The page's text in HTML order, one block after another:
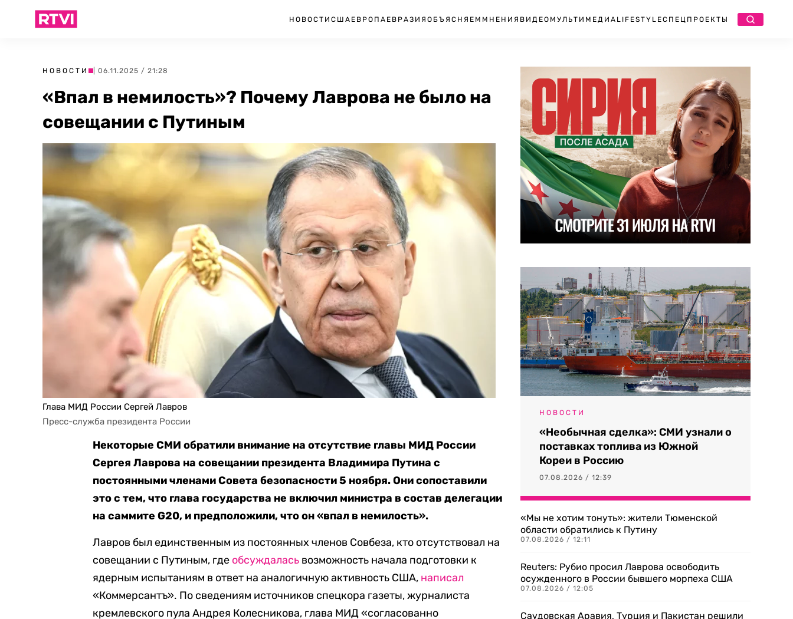
НОВОСТИ США ЕВРОПА ЕВРАЗИЯ ОБЪЯСНЯЕМ МНЕНИЯ ВИДЕО МУЛЬТИМЕДИА LIFESTYLEСПЕЦПРОЕКТЫ
НОВОСТИ | 06.11.2025 / 21:28
«Впал в немилость»? Почему Лаврова не было на
совещании с Путиным
Глава МИД России Сергей Лавров
Пресс-служба президента России
Некоторые СМИ обратили внимание на отсутствие главы МИД России
Сергея Лаврова на совещании президента Владимира Путина с
постоянными членами Совета безопасности 5 ноября. Они сопоставили
это с тем, что глава государства не включил министра в состав делегации
на саммите G20, и предположили, что он «впал в немилость».
Лавров был единственным из постоянных членов Совбеза, кто отсутствовал на
совещании с Путиным, где обсуждалась возможность начала подготовки к
ядерным испытаниям в ответ на аналогичную активность США, написал
«Коммерсантъ». По сведениям источников спецкора газеты, журналиста
кремлевского пула Андрея Колесникова, глава МИД «согласованно
НОВОСТИ
«Необычная сделка»: СМИ узнали о
поставках топлива из Южной
Кореи в Россию
07.08.2026 / 12:39
«Мы не хотим тонуть»: жители Тюменской
области обратились к Путину
07.08.2026 / 12:11
Reuters: Рубио просил Лаврова освободить
осужденного в России бывшего морпеха США
07.08.2026 / 12:05
Саудовская Аравия, Турция и Пакистан решили